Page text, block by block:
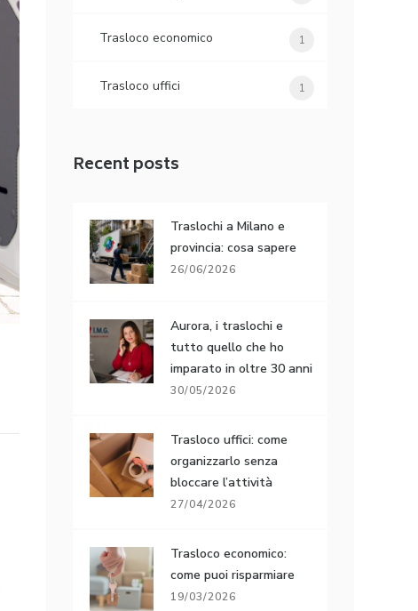
Trasloco economico 1
Trasloco uffici 1
Recent posts
Traslochi a Milano e
provincia: cosa sapere
26/06/2026
Aurora, i traslochi e
tutto quello che ho
imparato in oltre 30 anni
30/05/2026
Trasloco uffici: come
organizzarlo senza
bloccare l’attività
27/04/2026
Trasloco economico:
come puoi risparmiare
19/03/2026